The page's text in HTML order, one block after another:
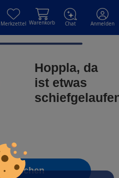
Merkzettel Warenkorb Chat Anmelden
Hoppla, da
ist etwas